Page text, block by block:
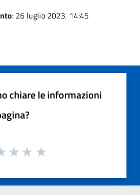
: 26 luglio 2023, 14:45
chiare le informazioni